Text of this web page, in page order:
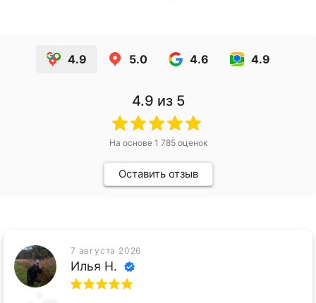
4.9 5.0 4.6 4.9
4.9 из 5
На основе 1 785оценок
Оставить отзыв
7 августа 2026
Илья Н.